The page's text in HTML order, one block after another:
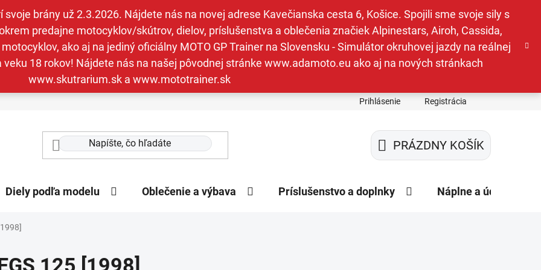
brány už 2.3.2026. Nájdete nás na novej adrese Kavečianska cesta 6, Košice. Spojili sme svoje sily s
predajne motocyklov/skútrov, dielov, príslušenstva a oblečenia značiek Alpinestars, Airoh, Cassida,
ako aj na jediný oficiálny MOTO GP Trainer na Slovensku - Simulátor okruhovej jazdy na reálnej
18 rokov! Nájdete nás na našej pôvodnej stránke www.adamoto.eu ako aj na nových stránkach
www.skutrarium.sk a www.mototrainer.sk
Prihlásenie Registrácia
NÁKUPNÝ
KOŠÍK
PRÁZDNY KOŠÍK
Diely podľa modelu Oblečenie a výbava Príslušenstvo a doplnky Náplne a údržba
125 [1998]